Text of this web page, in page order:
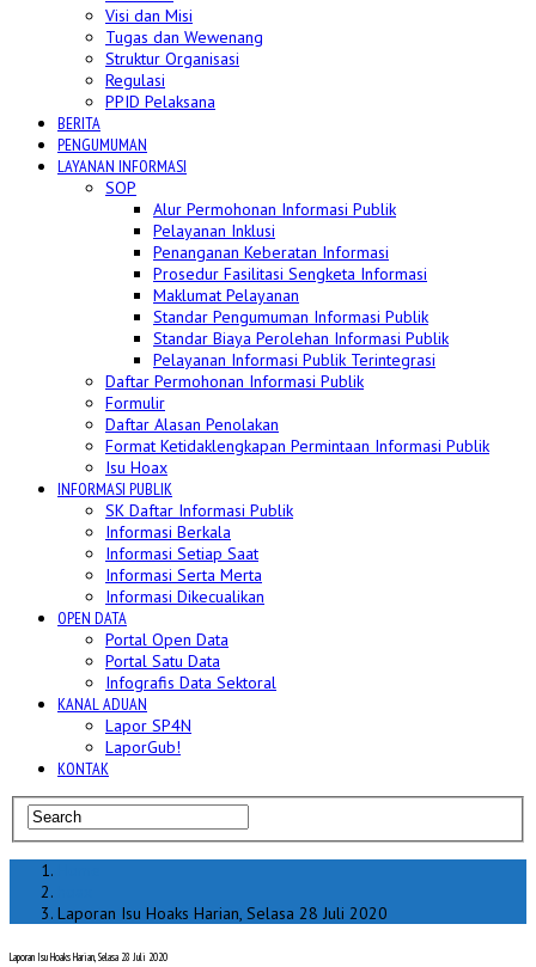
Visi dan Misi
Tugas dan Wewenang
Struktur Organisasi
Regulasi
PPID Pelaksana
BERITA
PENGUMUMAN
LAYANAN INFORMASI
SOP
Alur Permohonan Informasi Publik
Pelayanan Inklusi
Penanganan Keberatan Informasi
Prosedur Fasilitasi Sengketa Informasi
Maklumat Pelayanan
Standar Pengumuman Informasi Publik
Standar Biaya Perolehan Informasi Publik
Pelayanan Informasi Publik Terintegrasi
Daftar Permohonan Informasi Publik
Formulir
Daftar Alasan Penolakan
Format Ketidaklengkapan Permintaan Informasi Publik
Isu Hoax
INFORMASI PUBLIK
SK Daftar Informasi Publik
Informasi Berkala
Informasi Setiap Saat
Informasi Serta Merta
Informasi Dikecualikan
OPEN DATA
Portal Open Data
Portal Satu Data
Infografis Data Sektoral
KANAL ADUAN
Lapor SP4N
LaporGub!
KONTAK
Laporan Isu Hoaks Harian, Selasa 28 Juli 2020
Laporan Isu Hoaks Harian, Selasa 28 Juli 2020